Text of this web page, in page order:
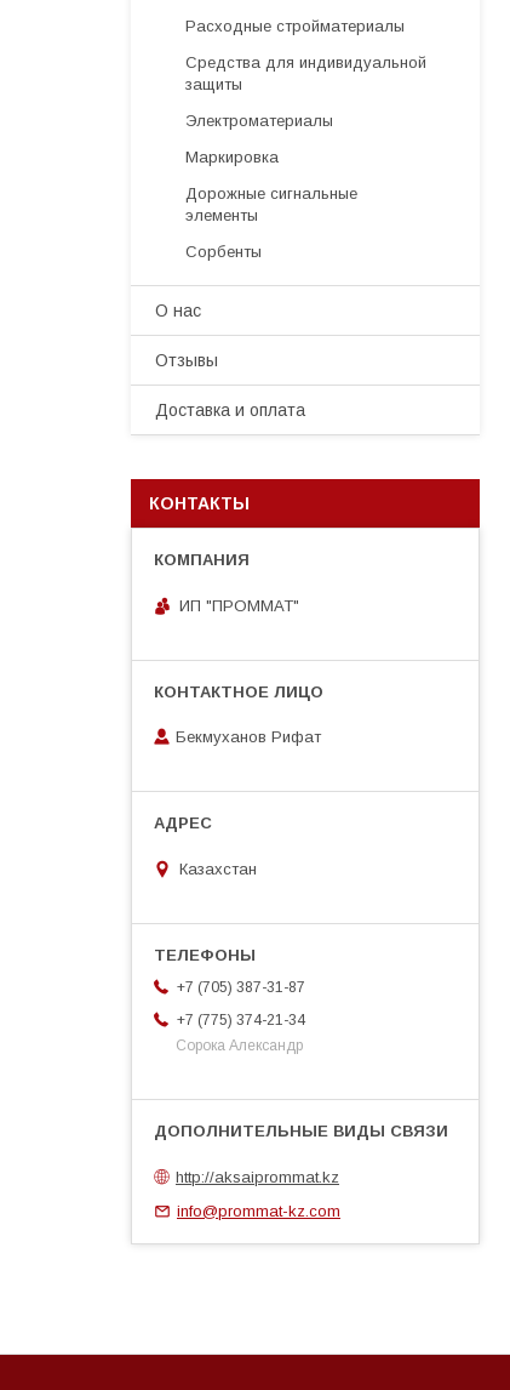
Расходные стройматериалы
Средства для индивидуальной
защиты
Электроматериалы
Маркировка
Дорожные сигнальные
элементы
Сорбенты
О нас
Отзывы
Доставка и оплата
КОНТАКТЫ
ИП "ПРОММАТ"
Бекмуханов Рифат
Казахстан
+7 (705) 387-31-87
+7 (775) 374-21-34
Сорока Александр
http://aksaiprommat.kz
info@prommat-kz.com